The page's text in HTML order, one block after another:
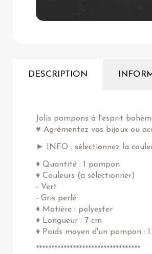
DESCRIPTION
Jolis pompons à l'esprit
♥ Agrémentez vos bijoux ou
► INFO : sélectionnez la
♦ Quantité : 1 pompon
♦ Couleurs (à sélectionner)
- Vert
- Gris perlé
♦ Matière : polyester
♦ Longueur : 7 cm
♦ Poids moyen d'un pompon :
**********************************